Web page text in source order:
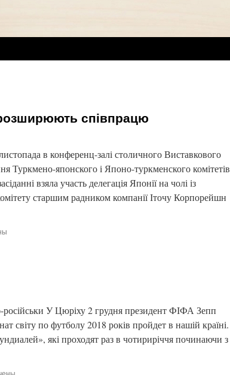
співпрацю
в конференц-залі столичного Виставкового
Туркмено-японского і Японо-туркменского комітетів
взяла участь делегація Японії на чолі із
старшим радником компанії Іточу Корпорейшн
У Цюріху 2 грудня президент ФІФА Зепп
світу по футболу 2018 років пройдет в нашій країні.
які проходят раз в чотириріччя починаючи з